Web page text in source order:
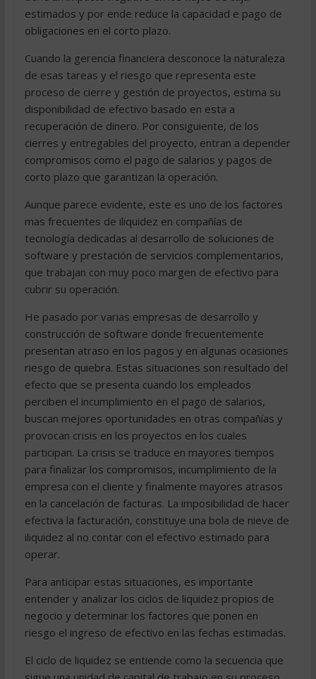
estimados y por ende reduce la capacidad e pago de
obligaciones en el corto plazo.
Cuando la gerencia financiera desconoce la naturaleza
de esas tareas y el riesgo que representa este
proceso de cierre y gestión de proyectos, estima su
disponibilidad de efectivo basado en esta a
recuperación de dinero. Por consiguiente, de los
cierres y entregables del proyecto, entran a depender
compromisos como el pago de salarios y pagos de
corto plazo que garantizan la operación.
Aunque parece evidente, este es uno de los factores
mas frecuentes de iliquidez en compañías de
tecnología dedicadas al desarrollo de soluciones de
software y prestación de servicios complementarios,
que trabajan con muy poco margen de efectivo para
cubrir su operación.
He pasado por varias empresas de desarrollo y
construcción de software donde frecuentemente
presentan atraso en los pagos y en algunas ocasiones
riesgo de quiebra. Estas situaciones son resultado del
efecto que se presenta cuando los empleados
perciben el incumplimiento en el pago de salarios,
buscan mejores oportunidades en otras compañías y
provocan crisis en los proyectos en los cuales
participan. La crisis se traduce en mayores tiempos
para finalizar los compromisos, incumplimiento de la
empresa con el cliente y finalmente mayores atrasos
en la cancelación de facturas. La imposibilidad de hacer
efectiva la facturación, constituye una bola de nieve de
iliquidez al no contar con el efectivo estimado para
operar.
Para anticipar estas situaciones, es importante
entender y analizar los ciclos de liquidez propios de
negocio y determinar los factores que ponen en
riesgo el ingreso de efectivo en las fechas estimadas.
El ciclo de liquidez se entiende como la secuencia que